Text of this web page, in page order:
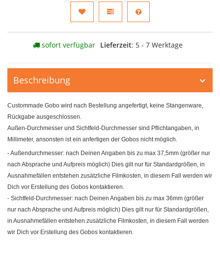
sofort verfügbar Lieferzeit: 5 - 7 Werktage
Beschreibung
Custommade Gobo wird nach Bestellung angefertigt, keine Stangenware,
Rückgabe ausgeschlossen.
Außen-Durchmesser und Sichtfeld-Durchmesser sind Pflichtangaben, in
Millimeter, ansonsten ist ein anfertigen der Gobos nicht möglich.
- Außendurchmesser: nach Deinen Angaben bis zu max 37,5mm (größer nur
nach Absprache und Aufpreis möglich) Dies gilt nur für Standardgrößen, in
Ausnahmefällen entstehen zusätzliche Filmkosten, in diesem Fall werden wir
Dich vor Erstellung des Gobos kontaktieren.
- Sichtfeld-Durchmesser: nach Deinen Angaben bis zu max 36mm (größer
nur nach Absprache und Aufpreis möglich) Dies gilt nur für Standardgrößen,
in Ausnahmefällen entstehen zusätzliche Filmkosten, in diesem Fall werden
wir Dich vor Erstellung des Gobos kontaktieren.